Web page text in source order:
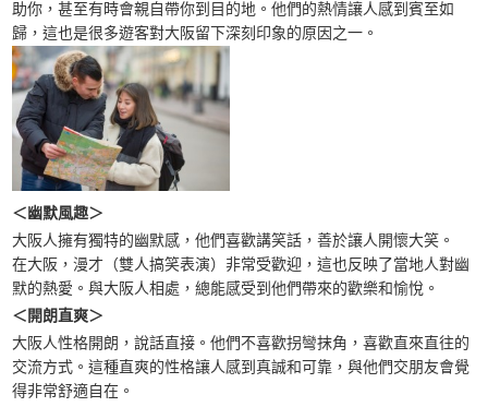
助你，甚至有時會親自帶你到目的地。他們的熱情讓人感到賓至如
歸，這也是很多遊客對大阪留下深刻印象的原因之一。
＜幽默風趣＞
大阪人擁有獨特的幽默感，他們喜歡講笑話，善於讓人開懷大笑。
在大阪，漫才（雙人搞笑表演）非常受歡迎，這也反映了當地人對幽
默的熱愛。與大阪人相處，總能感受到他們帶來的歡樂和愉悅。
＜開朗直爽＞
大阪人性格開朗，說話直接。他們不喜歡拐彎抹角，喜歡直來直往的
交流方式。這種直爽的性格讓人感到真誠和可靠，與他們交朋友會覺
得非常舒適自在。